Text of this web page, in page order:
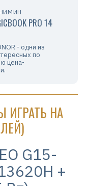
PRO 14
- одни из
по
цена-
ИГРАТЬ НА
G15-
+